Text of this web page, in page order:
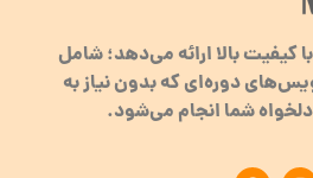
کیفیت بالا ارائه می‌دهد؛ شامل
دوره‌ای که بدون نیاز به
شما انجام می‌شود.